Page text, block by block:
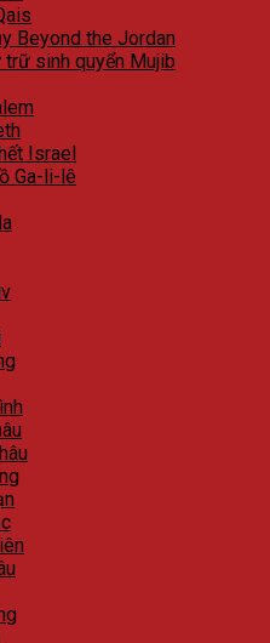
Beyond the Jordan
trữ sinh quyển Mujib
Israel
Ga-li-lê